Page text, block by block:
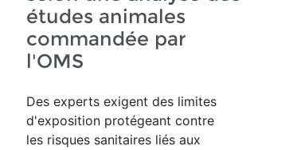
études animales
commandée par
l'OMS
Des experts exigent des limites
d'exposition protégeant contre
les risques sanitaires liés aux